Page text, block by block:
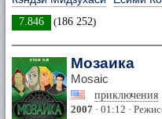
7.846 (186 252)
Мозаика
Mosaic
приключения
2007 · 01:12 ·